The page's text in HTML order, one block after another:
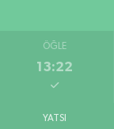
ÖĞLE
13:22
YATSI